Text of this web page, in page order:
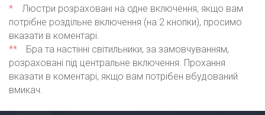
*
Люстри розраховані на одне включення, якщо вам
потрібне роздільне включення (на 2 кнопки), просимо
вказати в коментарі.
**
Бра та настінні світильники, за замовчуванням,
розраховані під центральне включення. Прохання
вказати в коментарі, якщо вам потрібен вбудований
вмикач.